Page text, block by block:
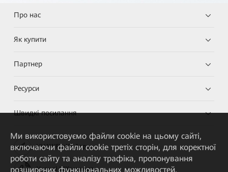
Про нас
Як купити
Партнер
Ресурси
Швидкі посилання
HUAWEI eKit App
Huawei HiKnow App
Ми використовуємо файли cookie на цьому сайті,
включаючи файли cookie третіх сторін, для коректної
роботи сайту та аналізу трафіка, пропонування
розширених функціональних можливостей,